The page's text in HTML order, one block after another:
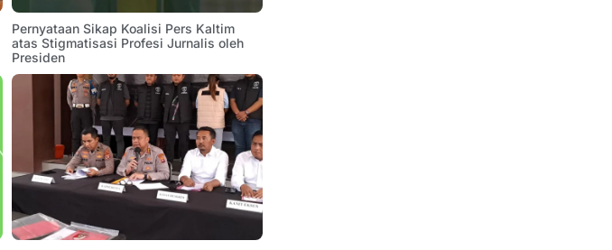
Pernyataan Sikap Koalisi Pers Kaltim
atas Stigmatisasi Profesi Jurnalis oleh
Presiden